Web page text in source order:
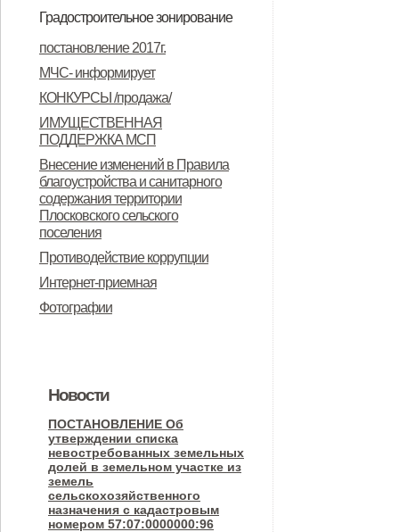
Градостроительное зонирование
протокол публичных слушаний
заключения о результатах
публичных слушаний
о проведении публичных
слушаний
проект внесения изменений в
текстовую часть ПЗЗ
протокол публичных слушаний
участники публичных слушаний
заключения по результатам
публичных слушаний
постановление 2017г.
МЧС- информирует
КОНКУРСЫ /продажа/
ИМУЩЕСТВЕННАЯ
ПОДДЕРЖКА МСП
Внесение изменений в Правила
благоустройства и санитарного
содержания территории
Плосковского сельского
поселения
Противодействие коррупции
Интернет-приемная
Фотографии
Новости
ПОСТАНОВЛЕНИЕ Об
утверждении списка
невостребованных земельных
долей в земельном участке из
земель
сельскохозяйственного
назначения с кадастровым
номером 57:07:0000000:96